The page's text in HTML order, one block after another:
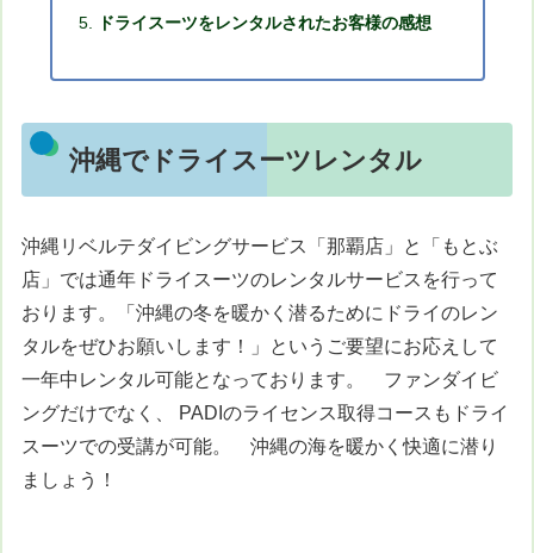
ドライスーツをレンタルされたお客様の感想
沖縄でドライスーツレンタル
沖縄リベルテダイビングサービス「那覇店」と「もとぶ
店」では通年ドライスーツのレンタルサービスを行って
おります。「沖縄の冬を暖かく潜るためにドライのレン
タルをぜひお願いします！」というご要望にお応えして
一年中レンタル可能となっております。 ファンダイビ
ングだけでなく、 PADIのライセンス取得コースもドライ
スーツでの受講が可能。 沖縄の海を暖かく快適に潜り
ましょう！